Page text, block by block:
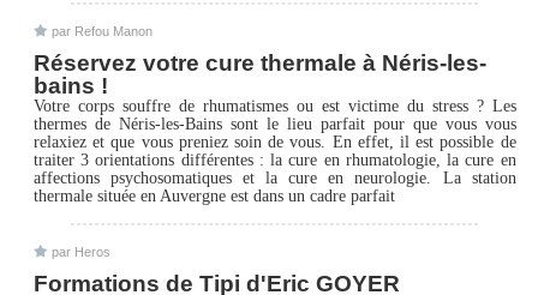
par Refou Manon
Réservez votre cure thermale à Néris-les-
bains !
Votre corps souffre de rhumatismes ou est victime du stress ? Les
thermes de Néris-les-Bains sont le lieu parfait pour que vous vous
relaxiez et que vous preniez soin de vous. En effet, il est possible de
traiter 3 orientations différentes : la cure en rhumatologie, la cure en
affections psychosomatiques et la cure en neurologie. La station
thermale située en Auvergne est dans un cadre parfait
par Heros
Formations de Tipi d'Eric GOYER